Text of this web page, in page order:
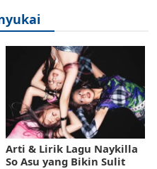
Arti & Lirik Lagu Naykilla
So Asu yang Bikin Sulit